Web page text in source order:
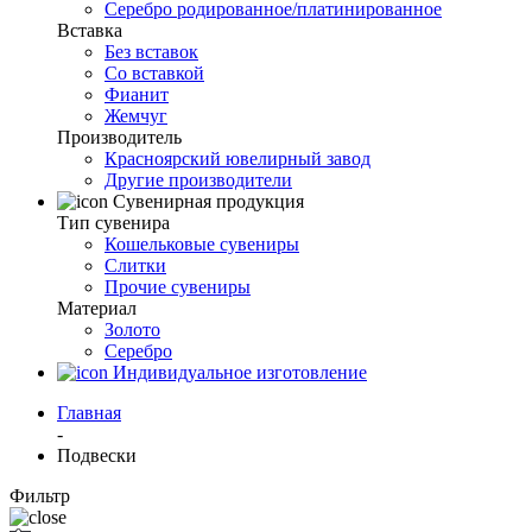
Серебро родированное/платинированное
Вставка
Без вставок
Со вставкой
Фианит
Жемчуг
Производитель
Красноярский ювелирный завод
Другие производители
Сувенирная продукция
Тип сувенира
Кошельковые сувениры
Слитки
Прочие сувениры
Материал
Золото
Серебро
Индивидуальное изготовление
Главная
-
Подвески
Фильтр